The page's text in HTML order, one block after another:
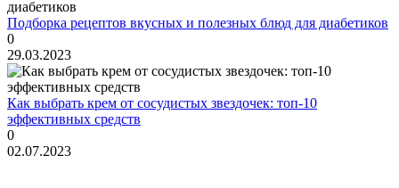
Подборка рецептов вкусных и полезных блюд для диабетиков
0
29.03.2023
Как выбрать крем от сосудистых звездочек: топ-10
эффективных средств
0
02.07.2023